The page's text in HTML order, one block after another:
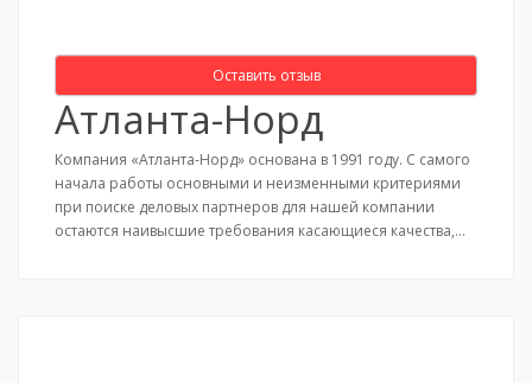
Оставить отзыв
Атланта-Норд
Компания «Атланта-Норд» основана в 1991 году. С самого
начала работы основными и неизменными критериями
при поиске деловых партнеров для нашей компании
остаются наивысшие требования касающиеся качества,…